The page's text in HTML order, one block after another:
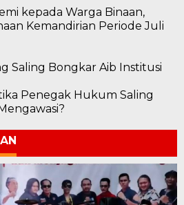
kepada Warga Binaan,
Kemandirian Periode Juli
Saling Bongkar Aib Institusi
Penegak Hukum Saling